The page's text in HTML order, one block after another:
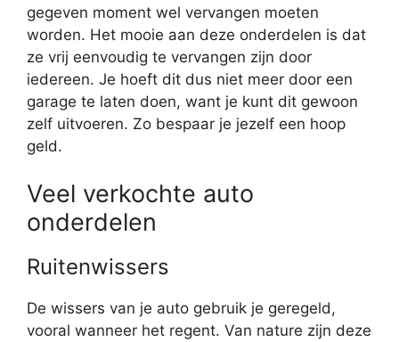
gegeven moment wel vervangen moeten
worden. Het mooie aan deze onderdelen is dat
ze vrij eenvoudig te vervangen zijn door
iedereen. Je hoeft dit dus niet meer door een
garage te laten doen, want je kunt dit gewoon
zelf uitvoeren. Zo bespaar je jezelf een hoop
geld.
Veel verkochte auto
onderdelen
Ruitenwissers
De wissers van je auto gebruik je geregeld,
vooral wanneer het regent. Van nature zijn deze